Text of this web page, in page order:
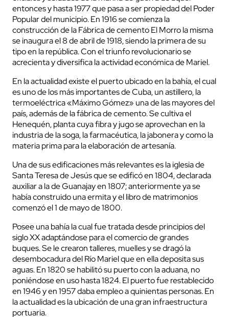
entonces y hasta 1977 que pasa a ser propiedad del Poder
Popular del municipio. En 1916 se comienza la
construcción de la Fábrica de cemento El Morro la misma
se inaugura el 8 de abril de 1918, siendo la primera de su
tipo en la república. Con el triunfo revolucionario se
acrecienta y diversifica la actividad económica de Mariel.
En la actualidad existe el puerto ubicado en la bahía, el cual
es uno de los más importantes de Cuba, un astillero, la
termoeléctrica «Máximo Gómez» una de las mayores del
país, además de la fábrica de cemento. Se cultiva el
Henequén, planta cuya fibra y jugo se aprovechan en la
industria de la soga, la farmacéutica, la jabonera y como la
materia prima para la elaboración de artesanía.
Una de sus edificaciones más relevantes es la iglesia de
Santa Teresa de Jesús que se edificó en 1804, declarada
auxiliar a la de Guanajay en 1807; anteriormente ya se
había construido una ermita y el libro de matrimonios
comenzó el 1 de mayo de 1800.
Posee una bahía la cual fue tratada desde principios del
siglo XX adaptándose para el comercio de grandes
buques. Se le crearon talleres, muelles y se dragó la
desembocadura del Río Mariel que en ella deposita sus
aguas. En 1820 se habilitó su puerto con la aduana, no
poniéndose en uso hasta 1824. El puerto fue restablecido
en 1946 y en 1957 daba empleo a quinientas personas. En
la actualidad es la ubicación de una gran infraestructura
portuaria.